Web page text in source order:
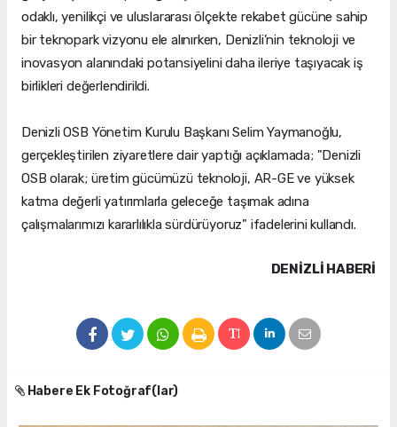
odaklı, yenilikçi ve uluslararası ölçekte rekabet gücüne sahip
bir teknopark vizyonu ele alınırken, Denizli’nin teknoloji ve
inovasyon alanındaki potansiyelini daha ileriye taşıyacak iş
birlikleri değerlendirildi.
Denizli OSB Yönetim Kurulu Başkanı Selim Yaymanoğlu,
gerçekleştirilen ziyaretlere dair yaptığı açıklamada; "Denizli
OSB olarak; üretim gücümüzü teknoloji, AR-GE ve yüksek
katma değerli yatırımlarla geleceğe taşımak adına
çalışmalarımızı kararlılıkla sürdürüyoruz" ifadelerini kullandı.
DENIZLI HABERİ
Habere Ek Fotoğraf(lar)